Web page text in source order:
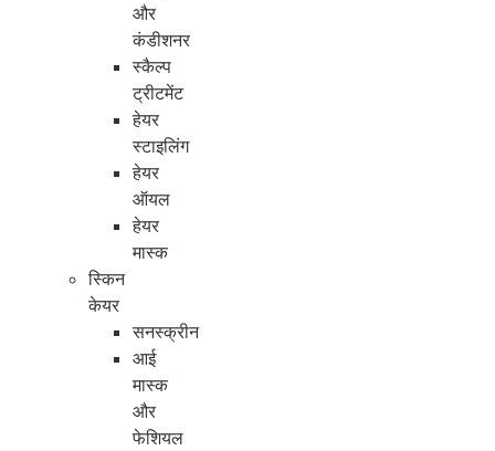
और
कंडीशनर
स्कैल्प
ट्रीटमेंट
हेयर
स्टाइलिंग
हेयर
ऑयल
हेयर
मास्क
स्किन
केयर
सनस्क्रीन
आई
मास्क
और
फेशियल